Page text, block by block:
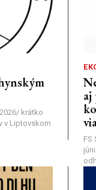
krátko
v Liptovskom
aj
FS